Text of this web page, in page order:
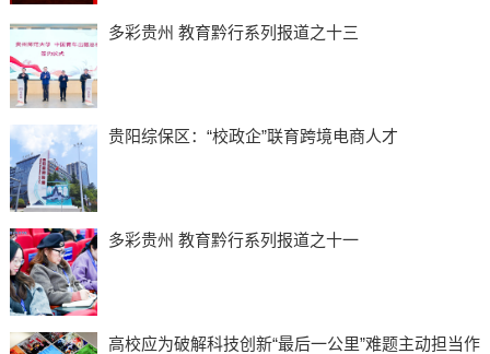
多彩贵州 教育黔行系列报道之十三
贵阳综保区：“校政企”联育跨境电商人才
多彩贵州 教育黔行系列报道之十一
高校应为破解科技创新“最后一公里”难题主动担当作